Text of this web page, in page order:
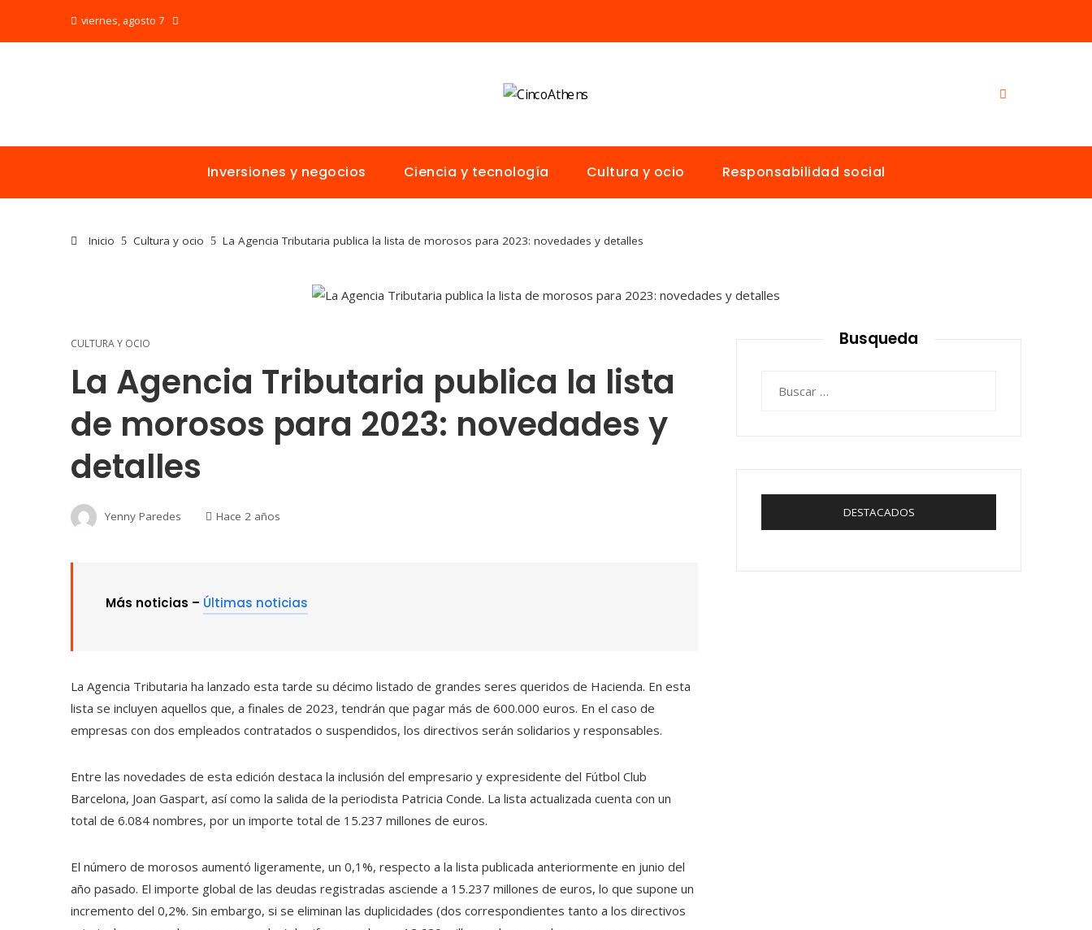
viernes, agosto 7
Inversiones y negocios Ciencia y tecnología Cultura y ocio Responsabilidad social
Inicio Cultura y ocio La Agencia Tributaria publica la lista de morosos para 2023: novedades y detalles
CULTURA Y OCIO
La Agencia Tributaria publica la lista
de morosos para 2023: novedades y
detalles
Yenny Paredes Hace 2 años
Más noticias – Últimas noticias
La Agencia Tributaria ha lanzado esta tarde su décimo listado de grandes seres queridos de Hacienda. En esta
lista se incluyen aquellos que, a finales de 2023, tendrán que pagar más de 600.000 euros. En el caso de
empresas con dos empleados contratados o suspendidos, los directivos serán solidarios y responsables.
Entre las novedades de esta edición destaca la inclusión del empresario y expresidente del Fútbol Club
Barcelona, ​​Joan Gaspart, así como la salida de la periodista Patricia Conde. La lista actualizada cuenta con un
total de 6.084 nombres, por un importe total de 15.237 millones de euros.
El número de morosos aumentó ligeramente, un 0,1%, respecto a la lista publicada anteriormente en junio del
año pasado. El importe global de las deudas registradas asciende a 15.237 millones de euros, lo que supone un
incremento del 0,2%. Sin embargo, si se eliminan las duplicidades (dos correspondientes tanto a los directivos
Busqueda
DESTACADOS